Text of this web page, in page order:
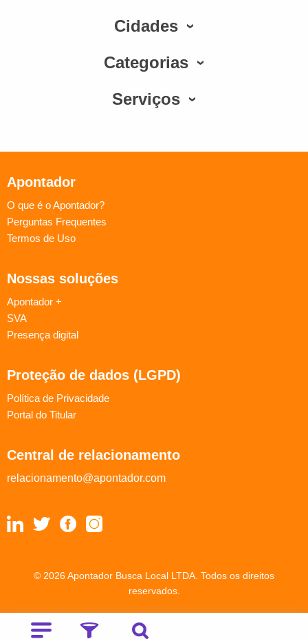
Cidades
Categorias
Serviços
Apontador
O que é o Apontador?
Perguntas Frequentes
Termos de Uso
Nossas soluções
Apontador +
SVA
Presença digital
Proteção de dados (LGPD)
Política de Privacidade
Portal do Titular
Central de relacionamento
relacionamento@apontador.com
© 2026 Apontador Busca Local LTDA. Todos os direitos
reservados.